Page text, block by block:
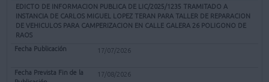
EDICTO DE INFORMACION PUBLICA DE LIC/2025/1235 TRAMITADO A
INSTANCIA DE CARLOS MIGUEL LOPEZ TERAN PARA TALLER DE REPARACION
DE VEHICULOS PARA CAMPERIZACION EN CALLE GALERA 26 POLIGONO DE
RAOS
17/07/2026
17/08/2026